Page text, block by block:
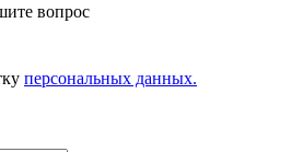
вопрос
персональных данных.